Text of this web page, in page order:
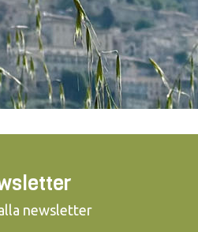
newsletter